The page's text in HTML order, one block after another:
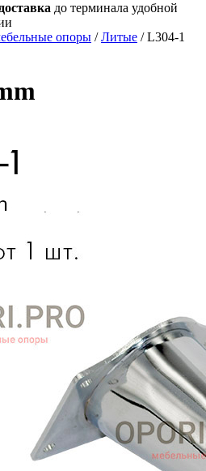
до терминала удобной
опоры /Литые /L304-1